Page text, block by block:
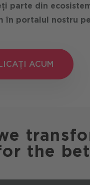
parte din
în portalul nostru
ACUM
ACUM
the